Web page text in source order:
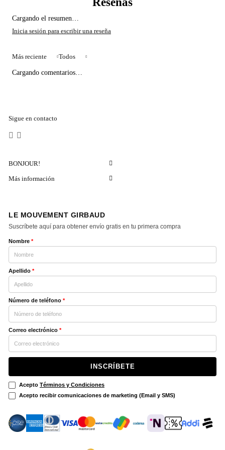
Cargando el resumen…
Más reciente Todos
Cargando comentarios…
Sigue en contacto
BONJOUR!
Más información
LE MOUVEMENT GIRBAUD
Suscríbete aquí para obtener envío gratis en tu primera compra
Nombre *
Apellido *
Número de teléfono *
Correo electrónico *
INSCRÍBETE
Acepto Términos y Condiciones
Acepto recibir comunicaciones de marketing (Email y SMS)